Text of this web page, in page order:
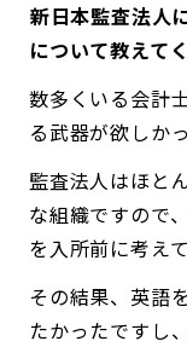
――新日本監査法
について教えて
数多くいる会計
る武器が欲しか
監査法人はほと
な組織ですので
を入所前に考え
その結果、英語
たかったですし